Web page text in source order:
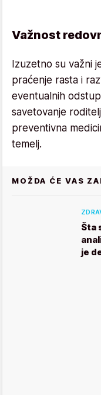
Važnost
Izuzetno su važni
praćenje rasta i
eventualnih
savetovanje
preventivna
temelj.
MOŽDA ĆE VAS
Šta
je